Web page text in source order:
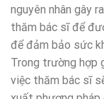
nguyên nhân gây
thăm bác sĩ để
để đảm bảo sức
Trong trường hợp
việc thăm bác sĩ